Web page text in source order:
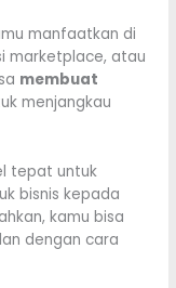
manfaatkan di
marketplace, atau
membuat
menjangkau
tepat untuk
bisnis kepada
kamu bisa
dengan cara